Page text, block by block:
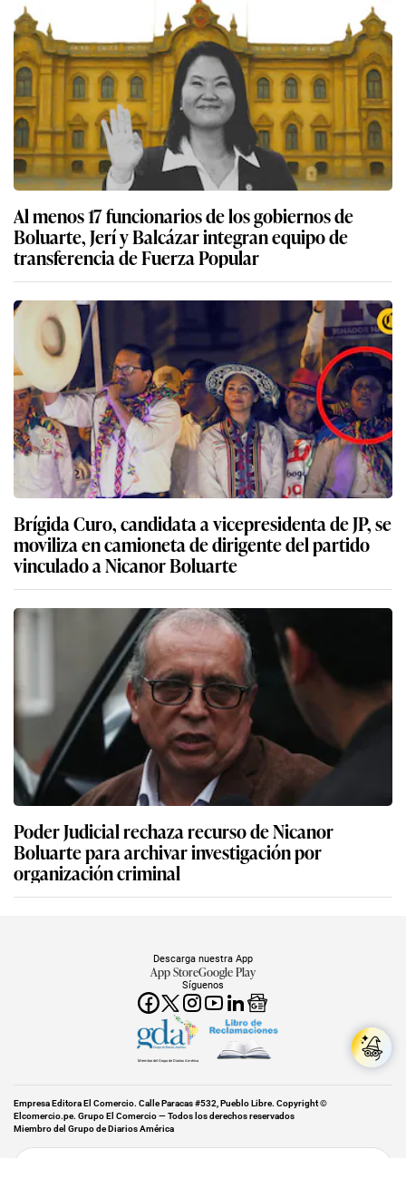
Al menos 17 funcionarios de los gobiernos de
Boluarte, Jerí y Balcázar integran equipo de
transferencia de Fuerza Popular
Brígida Curo, candidata a vicepresidenta de JP, se
moviliza en camioneta de dirigente del partido
vinculado a Nicanor Boluarte
Poder Judicial rechaza recurso de Nicanor
Boluarte para archivar investigación por
organización criminal
Síguenos
Descarga nuestra App
App StoreGoogle Play
Miembro del Grupo de Diarios América
Empresa Editora El Comercio. Calle Paracas #532, Pueblo Libre. Copyright ©
Elcomercio.pe. Grupo El Comercio — Todos los derechos reservados
Miembro del Grupo de Diarios América